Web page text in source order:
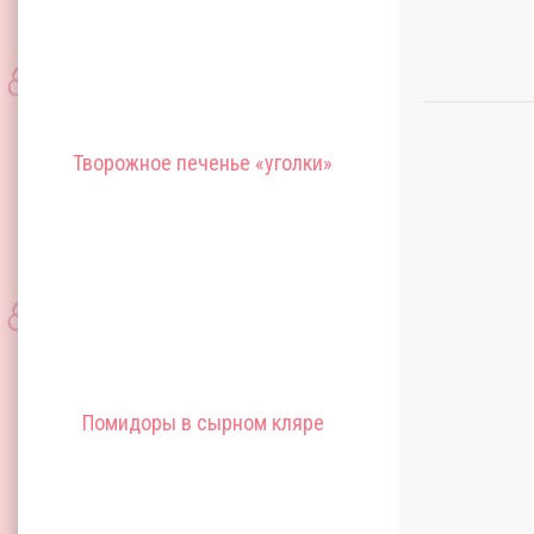
Творожное печенье «уголки»
Помидоры в сырном кляре